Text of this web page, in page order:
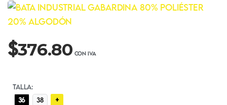
$376.80
TALLA:
36
38 +